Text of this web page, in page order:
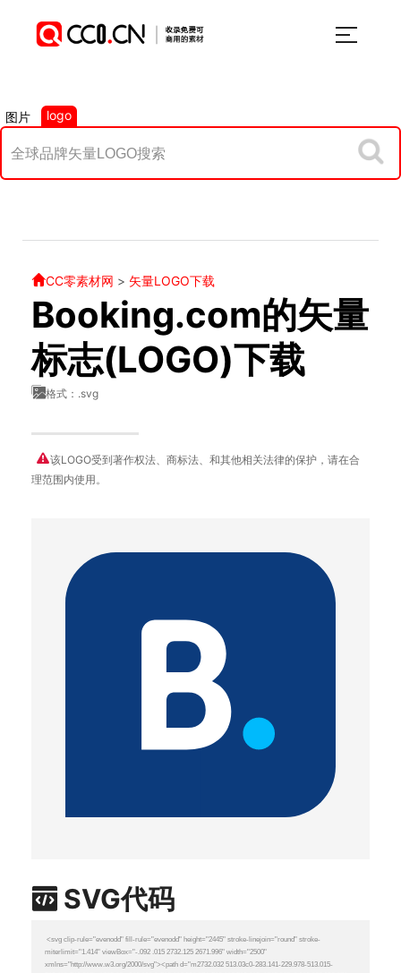
图片 logo
CC零素材网 > 矢量LOGO下载
Booking.com的矢量
标志(LOGO)下载
格式：.svg
该LOGO受到著作权法、商标法、和其他相关法律的保护，请在合
理范围内使用。
SVG代码